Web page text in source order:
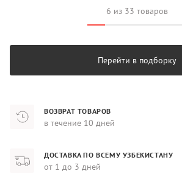
6 из 33 товаров
Перейти в подборку
ВОЗВРАТ ТОВАРОВ
в течение 10 дней
ДОСТАВКА ПО ВСЕМУ УЗБЕКИСТАНУ
от 1 до 3 дней